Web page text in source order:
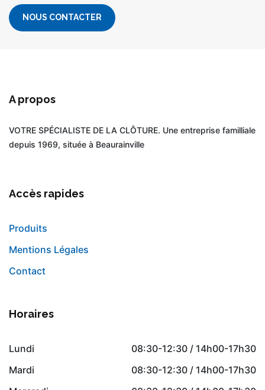
NOUS CONTACTER
A propos
VOTRE SPÉCIALISTE DE LA CLÔTURE. Une entreprise familliale
depuis 1969, située à Beaurainville
Accès rapides
Produits
Mentions Légales
Contact
Horaires
Lundi
08:30-12:30 / 14h00-17h30
Mardi
08:30-12:30 / 14h00-17h30